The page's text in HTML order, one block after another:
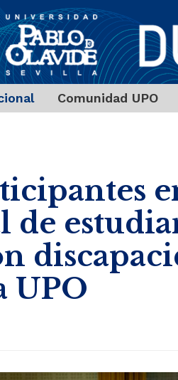
Comunidad UPO
de
UPO